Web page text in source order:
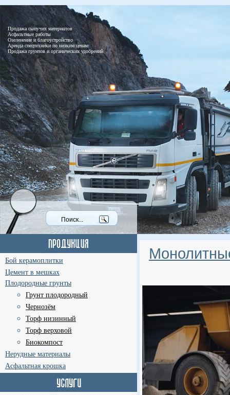
Продажа сыпучих материалов
Асфальтные работы
Озеленение и благоустройство
Аренда спецтехники по низким ценам
Продажа грунтов и органических удобрений
Бой керамоплитки
Цемент в мешках
Плодородные грунты
Грунт плодородный
Чернозём
Торф низинный
Торф верховой
Биокомпост
Нерудные материалы
Асфальтная крошка